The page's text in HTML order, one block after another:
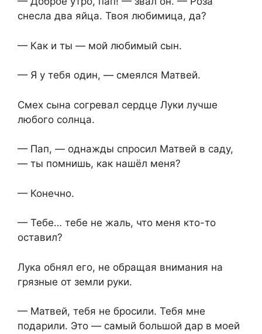
снесла два яйца. Твоя любимица, да?
— Как и ты — мой любимый сын.
— Я у тебя один, — смеялся Матвей.
Смех сына согревал сердце Луки лучше
любого солнца.
— Пап, — однажды спросил Матвей в саду,
— ты помнишь, как нашёл меня?
— Конечно.
— Тебе… тебе не жаль, что меня кто-то
оставил?
Лука обнял его, не обращая внимания на
грязные от земли руки.
— Матвей, тебя не бросили. Тебя мне
подарили. Это — самый большой дар в моей